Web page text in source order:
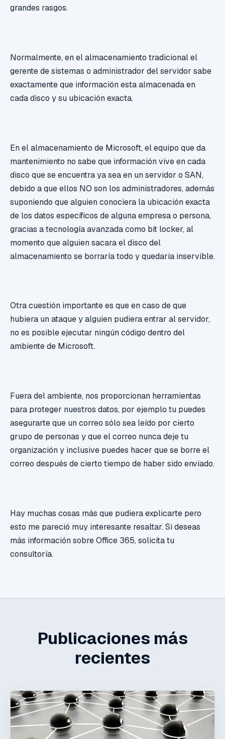
grandes rasgos.
Normalmente, en el almacenamiento tradicional el
gerente de sistemas o administrador del servidor sabe
exactamente que información esta almacenada en
cada disco y su ubicación exacta.
En el almacenamiento de Microsoft, el equipo que da
mantenimiento no sabe que información vive en cada
disco que se encuentra ya sea en un servidor o SAN,
debido a que ellos NO son los administradores, además
suponiendo que alguien conociera la ubicación exacta
de los datos específicos de alguna empresa o persona,
gracias a tecnología avanzada como bit locker, al
momento que alguien sacara el disco del
almacenamiento se borraría todo y quedaría inservible.
Otra cuestión importante es que en caso de que
hubiera un ataque y alguien pudiera entrar al servidor,
no es posible ejecutar ningún código dentro del
ambiente de Microsoft.
Fuera del ambiente, nos proporcionan herramientas
para proteger nuestros datos, por ejemplo tu puedes
asegurarte que un correo sólo sea leído por cierto
grupo de personas y que el correo nunca deje tu
organización y inclusive puedes hacer que se borre el
correo después de cierto tiempo de haber sido enviado.
Hay muchas cosas más que pudiera explicarte pero
esto me pareció muy interesante resaltar. Si deseas
más información sobre Office 365, solicita tu
consultoría.
Publicaciones más
recientes